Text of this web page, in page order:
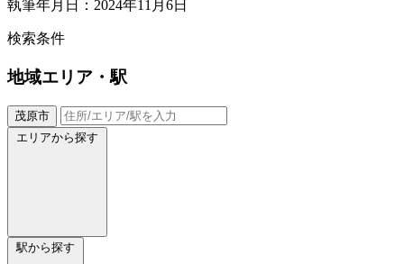
執筆年月日：2024年11月6日
検索条件
地域エリア・駅
茂原市
エリアから探す
駅から探す